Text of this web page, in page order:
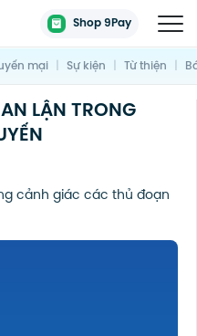
Shop 9Pay
mại | Sự kiện | Từ thiện |
LẬN TRONG
cảnh giác các thủ đoạn